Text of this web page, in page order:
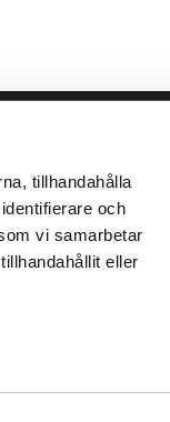
tillhandahålla
och
vi samarbetar
eller